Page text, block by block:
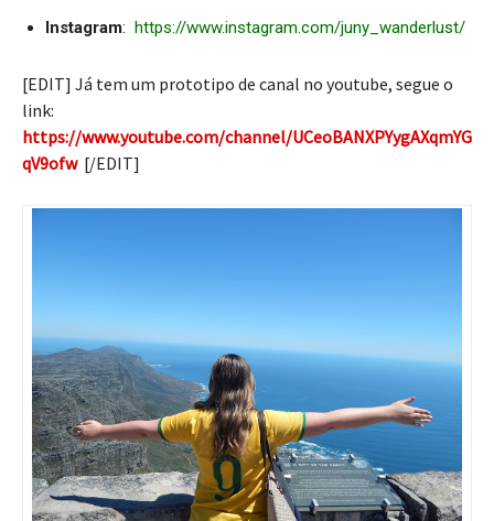
Instagram: https://www.instagram.com/juny_wanderlust/
[EDIT] Já tem um prototipo de canal no youtube, segue o
link:
https://www.youtube.com/channel/UCeoBANXPYygAXqmYG
qV9ofw [/EDIT]